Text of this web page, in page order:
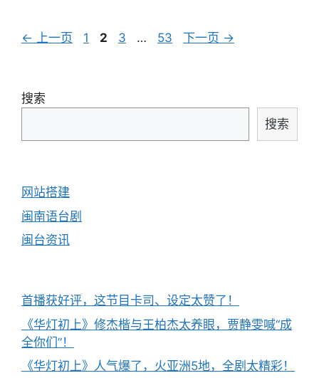
文
航
← 上一页
页
1
页
2
页
3 …
页
53 下一页 →
搜索
搜索
网站搭建
闽南语台剧
闽台资讯
首播获好评，这节目卡司、设定太赞了！
《华灯初上》修杰楷与王柏杰太养眼，贾静雯喊“成
全你们”！
《华灯初上》人气爆了，火亚洲5地，全剧太精彩！